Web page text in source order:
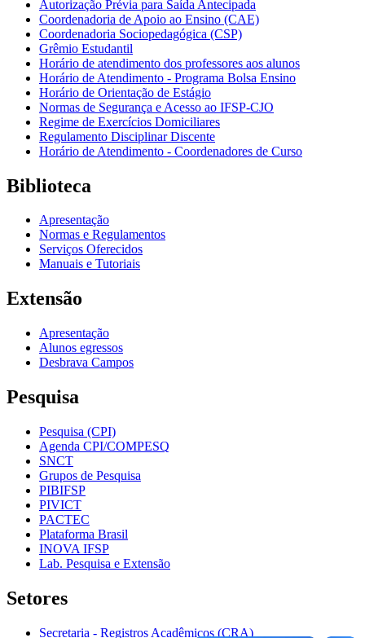
Autorização Prévia para Saída Antecipada
Coordenadoria de Apoio ao Ensino (CAE)
Coordenadoria Sociopedagógica (CSP)
Grêmio Estudantil
Horário de atendimento dos professores aos alunos
Horário de Atendimento - Programa Bolsa Ensino
Horário de Orientação de Estágio
Normas de Segurança e Acesso ao IFSP-CJO
Regime de Exercícios Domiciliares
Regulamento Disciplinar Discente
Horário de Atendimento - Coordenadores de Curso
Biblioteca
Apresentação
Normas e Regulamentos
Serviços Oferecidos
Manuais e Tutoriais
Extensão
Apresentação
Alunos egressos
Desbrava Campos
Pesquisa
Pesquisa (CPI)
Agenda CPI/COMPESQ
SNCT
Grupos de Pesquisa
PIBIFSP
PIVICT
PACTEC
Plataforma Brasil
INOVA IFSP
Lab. Pesquisa e Extensão
Setores
Secretaria - Registros Acadêmicos (CRA)